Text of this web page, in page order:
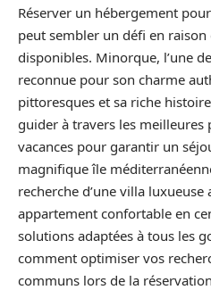
Réserver un hébergement
peut sembler un défi en
disponibles. Minorque, l’une
reconnue pour son charme
pittoresques et sa riche
guider à travers les
vacances pour garantir un
magnifique île
recherche d’une villa luxueuse
appartement confortable en
solutions adaptées à tous les
comment optimiser vos
communs lors de la